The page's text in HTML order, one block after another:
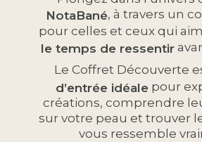
NotaBané, à travers un
pour celles et ceux qui
le temps de ressentir
Le Coffret Découverte
d’entrée idéale pour
créations, comprendre
sur votre peau et trouver
vous ressemble